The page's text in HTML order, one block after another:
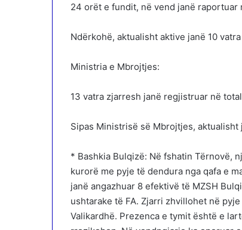
24 orët e fundit, në vend janë raportuar
Ndërkohë, aktualisht aktive janë 10
Ministria e Mbrojtjes:
13 vatra zjarresh janë regjistruar në
Sipas Ministrisë së Mbrojtjes,
* Bashkia Bulqizë: Në fshatin Tërnovë,
kurorë me pyje të dendura nga qafa e
janë angazhuar 8 efektivë të MZSH
ushtarake të FA. Zjarri zhvillohet në
Valikardhë. Prezenca e tymit është e